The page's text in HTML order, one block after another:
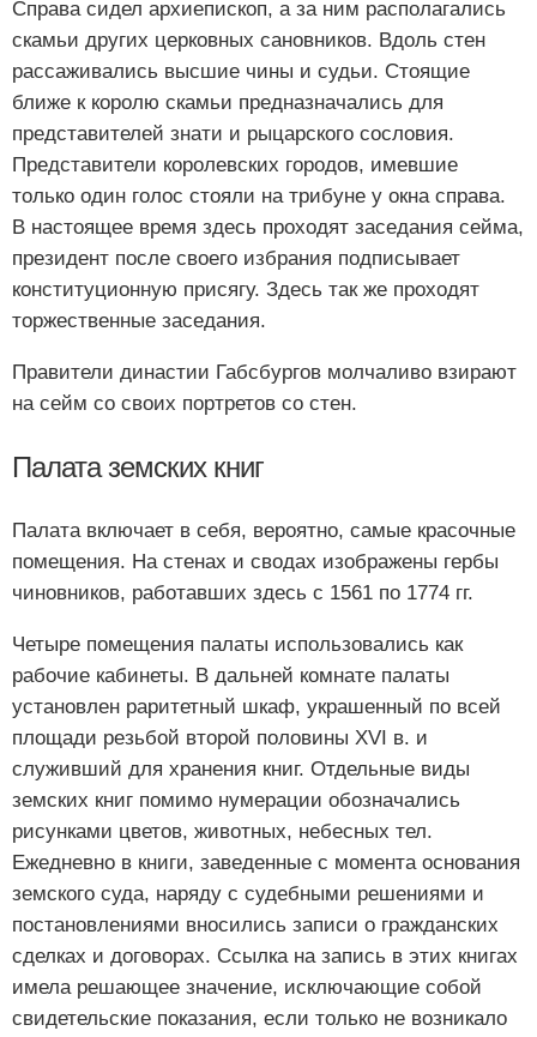
Справа сидел архиепископ, а за ним располагались
скамьи других церковных сановников. Вдоль стен
рассаживались высшие чины и судьи. Стоящие
ближе к королю скамьи предназначались для
представителей знати и рыцарского сословия.
Представители королевских городов, имевшие
только один голос стояли на трибуне у окна справа.
В настоящее время здесь проходят заседания сейма,
президент после своего избрания подписывает
конституционную присягу. Здесь так же проходят
торжественные заседания.
Правители династии Габсбургов молчаливо взирают
на сейм со своих портретов со стен.
Палата земских книг
Палата включает в себя, вероятно, самые красочные
помещения. На стенах и сводах изображены гербы
чиновников, работавших здесь с 1561 по 1774 гг.
Четыре помещения палаты использовались как
рабочие кабинеты. В дальней комнате палаты
установлен раритетный шкаф, украшенный по всей
площади резьбой второй половины XVI в. и
служивший для хранения книг. Отдельные виды
земских книг помимо нумерации обозначались
рисунками цветов, животных, небесных тел.
Ежедневно в книги, заведенные с момента основания
земского суда, наряду с судебными решениями и
постановлениями вносились записи о гражданских
сделках и договорах. Ссылка на запись в этих книгах
имела решающее значение, исключающие собой
свидетельские показания, если только не возникало